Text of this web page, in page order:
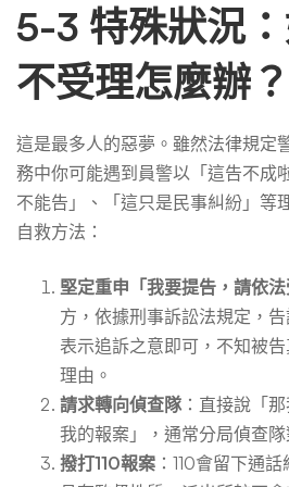
5-3 特殊狀況
不受理怎麼辦？
這是最多人的惡夢。雖然法律規定
務中你可能遇到員警以「這告不成
不能告」、「這只是民事糾紛」等
自救方法：
堅定重申「我要提告，請依法
方，依據刑事訴訟法規定，
表示追訴之意即可，不知被
理由。
請求轉向偵查隊：直接說「
我的報案」，通常分局偵查
撥打110報案 ：110會留下通